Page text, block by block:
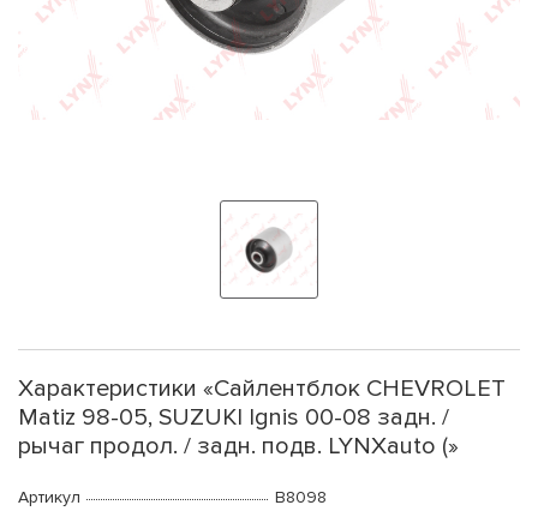
Характеристики «Сайлентблок CHEVROLET
Matiz 98-05, SUZUKI Ignis 00-08 задн. /
рычаг продол. / задн. подв. LYNXauto (»
Артикул
B8098